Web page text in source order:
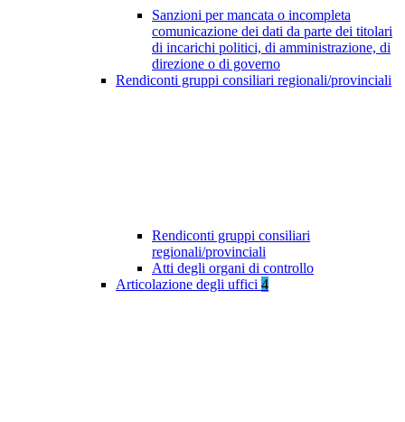
Sanzioni per mancata o incompleta
comunicazione dei dati da parte dei titolari
di incarichi politici, di amministrazione, di
direzione o di governo
Rendiconti gruppi consiliari regionali/provinciali
Rendiconti gruppi consiliari
regionali/provinciali
Atti degli organi di controllo
Articolazione degli uffici 4